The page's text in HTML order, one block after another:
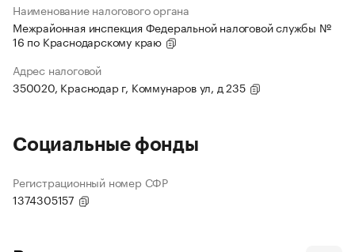
Наименование налогового органа
Межрайонная инспекция Федеральной налоговой службы №
16 по Краснодарскому краю
Адрес налоговой
350020, Краснодар г, Коммунаров ул, д 235
Социальные фонды
Регистрационный номер СФР
1374305157